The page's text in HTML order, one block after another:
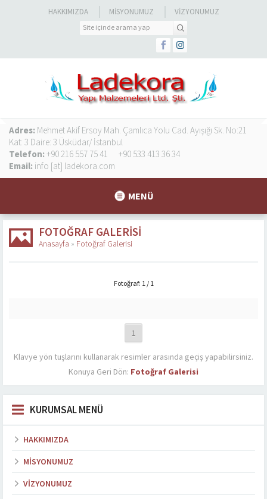
HAKKIMIZDA MISYONUMUZ VIZYONUMUZ
Adres: Mehmet Akif Ersoy Mah. Çamlıca Yolu Cad. Ayışığı Sk. No:21
Kat: 3 Daire: 3 Üsküdar/ İstanbul
Telefon: +90 216 557 75 41
+90 533 413 36 34
Email: info [at] ladekora.com
MENÜ
FOTOĞRAF GALERISI
Anasayfa » Fotoğraf Galerisi
Fotoğraf: 1 / 1
1
Klavye yön tuşlarını kullanarak resimler arasında geçiş yapabilirsiniz.
Konuya Geri Dön: Fotoğraf Galerisi
KURUMSAL MENÜ
HAKKIMIZDA
MISYONUMUZ
VIZYONUMUZ